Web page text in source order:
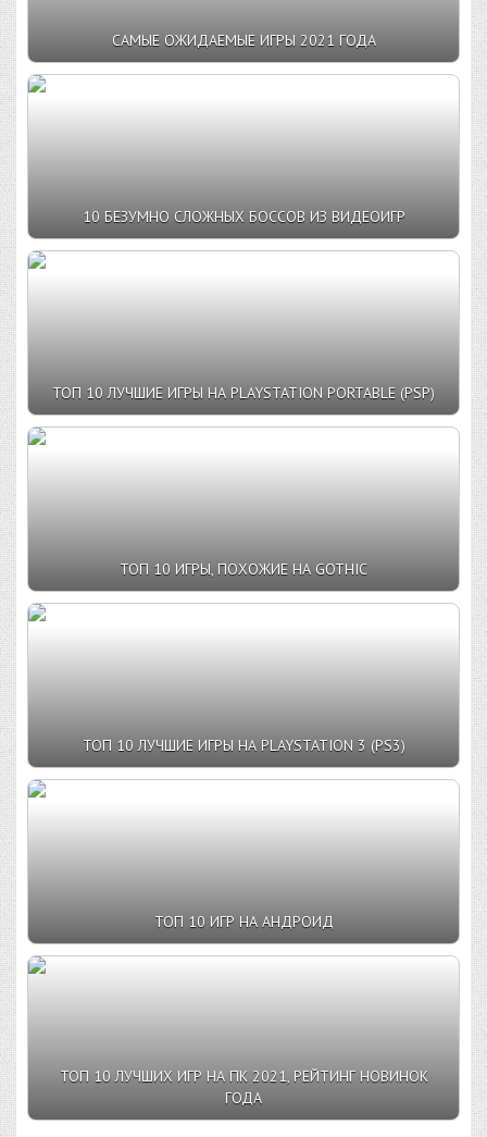
САМЫЕ ОЖИДАЕМЫЕ ИГРЫ 2021 ГОДА
10 БЕЗУМНО СЛОЖНЫХ БОССОВ ИЗ ВИДЕОИГР
ТОП 10 ЛУЧШИЕ ИГРЫ НА PLAYSTATION PORTABLE (PSP)
ТОП 10 ИГРЫ, ПОХОЖИЕ НА GOTHIC
ТОП 10 ЛУЧШИЕ ИГРЫ НА PLAYSTATION 3 (PS3)
ТОП 10 ИГР НА АНДРОИД
ТОП 10 ЛУЧШИХ ИГР НА ПК 2021, РЕЙТИНГ НОВИНОК
ГОДА